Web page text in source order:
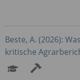
Beste, A. (2026):
kritische